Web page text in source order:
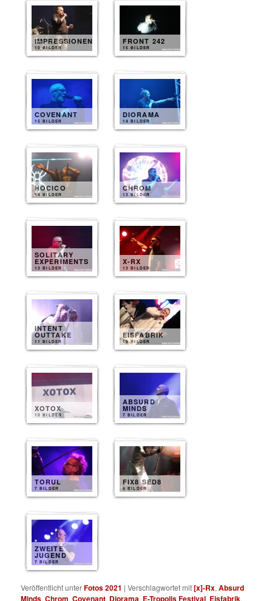
IMPRESSIONEN
10 BILDER
FRONT 242
15 BILDER
COVENANT
15 BILDER
DIORAMA
14 BILDER
HOCICO
14 BILDER
CHROM
13 BILDER
SOLITARY
EXPERIMENTS
13 BILDER
X-RX
13 BILDER
INTENT
OUTTAKE
11 BILDER
EISFABRIK
10 BILDER
XOTOX
10 BILDER
ABSURD
MINDS
7 BILDER
TORUL
7 BILDER
FIX8 SED8
8 BILDER
ZWEITE
JUGEND
7 BILDER
Veröffentlicht unterFotos 2021 |Verschlagwortet mit[x]-Rx,Absurd
Minds,Chrom,Covenant, Diorama, E-Tropolis Festival, Eisfabrik,